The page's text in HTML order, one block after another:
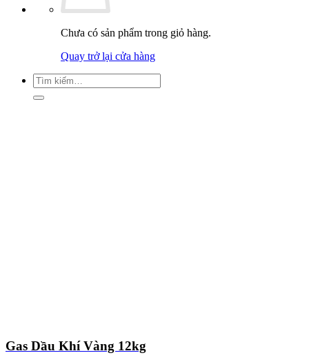
Chưa có sản phẩm trong giỏ hàng.
Quay trở lại cửa hàng
Tìm
kiếm:
Gas Dầu Khí Vàng 12kg